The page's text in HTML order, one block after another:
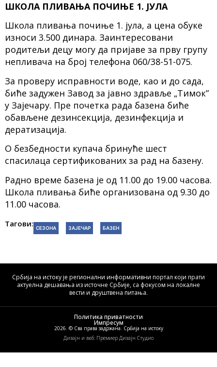
ШКОЛА ПЛИВАЊА ПОЧИЊЕ 1. ЈУЛА
Школа пливања почиње 1. јула, а цена обуке
износи 3.500 динара. Заинтересовани
родитељи децу могу да пријаве за прву групу
непливача на број телефона 060/38-51-075.
За проверу исправности воде, као и до сада,
биће задужен Завод за јавно здравље „Тимок”
у Зајечару. Пре почетка рада базена биће
обављене дезинсекција, дезинфекција и
дератизација.
О безбедности купача бринуће шест
спасилаца сертификованих за рад на базену.
Радно време базена је од 11.00 до 19.00 часова.
Школа пливања биће организована од 9.30 до
11.00 часова.
Тагови: СЕЗОНА ЗАЈЕЧАР БАЗЕН
Србија на истоку је регионални информативни портал који прати
актуелна дешавања из источне Србије, са фокусом на локалне
вести и друштвена питања.
2026. © Сва права задржана. Србија на истоку
Импресум
Политика приватности
Дизајн и веб: Премиер Дизајн Студио